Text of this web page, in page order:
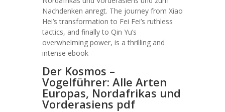
Nachdenken anregt. The journey from Xiao
Hei’s transformation to Fei Fei’s ruthless
tactics, and finally to Qin Yu’s
overwhelming power, is a thrilling and
intense ebook
Der Kosmos –
Vogelführer: Alle Arten
Europas, Nordafrikas und
Vorderasiens pdf